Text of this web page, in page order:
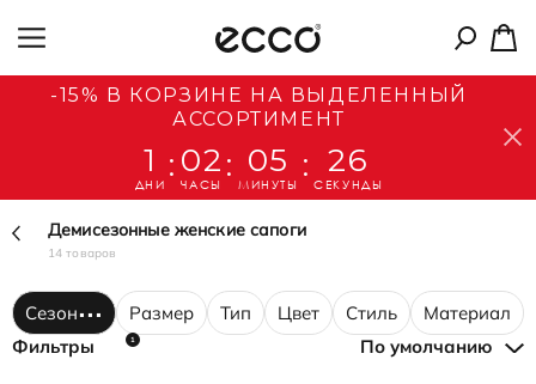
-15% В КОРЗИНЕ НА ВЫДЕЛЕННЫЙ
АССОРТИМЕНТ
1
ДНИ
: 02
ЧАСЫ
: 05
МИНУТЫ
: 26
СЕКУНДЫ
Демисезонные женские сапоги
14 товаров
Размер Тип
Сезон Цвет Стиль Материал
1
Фильтры По умолчанию